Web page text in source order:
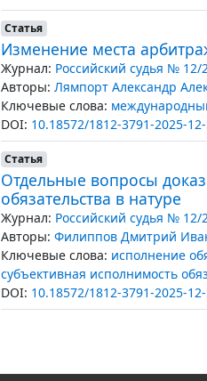
Статья
Изменение места
Журнал: Российский судья № 12/
Авторы: Лямпорт Александр
Ключевые слова:
DOI: 10.18572/1812-3791-2025-
Статья
Отдельные вопросы
обязательства в натуре
Журнал: Российский судья № 12/
Авторы: Филиппов Дмитрий
Ключевые слова: исполнение
субъективная исполнимость
DOI: 10.18572/1812-3791-2025-